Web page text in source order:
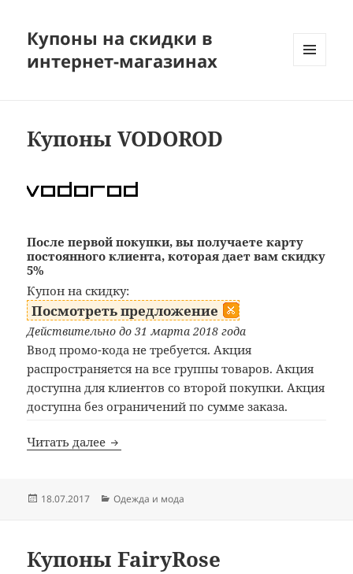
Купоны на скидки в
интернет-магазинах
Купоны VODOROD
После первой покупки, вы получаете карту
постоянного клиента, которая дает вам скидку
5%
Купон на скидку:
Посмотреть предложение
Действительно до 31 марта 2018 года
Ввод промо-кода не требуется. Акция
распространяется на все группы товаров. Акция
доступна для клиентов со второй покупки. Акция
доступна без ограничений по сумме заказа.
Читать далее Купоны VODOROD
Опубликовано
18.07.2017 Рубрики
Одежда и мода
Купоны FairyRose